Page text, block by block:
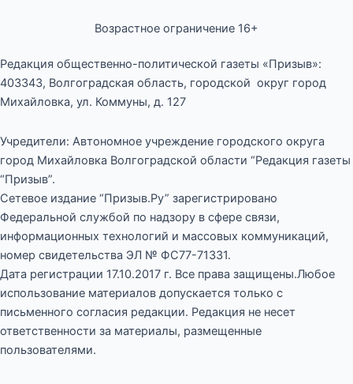
Возрастное ограничение 16+
Редакция общественно-политической газеты «Призыв»:
403343, Волгоградская область, городской округ город
Михайловка, ул. Коммуны, д. 127
Учредители: Автономное учреждение городского округа
город Михайловка Волгоградской области “Редакция газеты
“Призыв”.
Сетевое издание “Призыв.Ру” зарегистрировано
Федеральной службой по надзору в сфере связи,
информационных технологий и массовых коммуникаций,
номер свидетельства ЭЛ № ФС77-71331.
Дата регистрации 17.10.2017 г. Все права защищены.Любое
использование материалов допускается только с
письменного согласия редакции. Редакция не несет
ответственности за материалы, размещенные
пользователями.